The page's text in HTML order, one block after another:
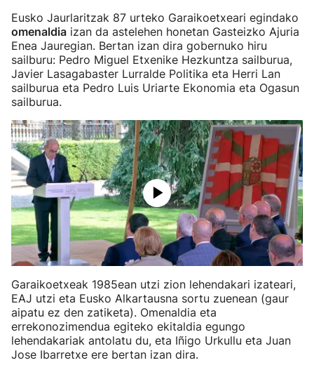
Eusko Jaurlaritzak 87 urteko Garaikoetxeari egindako
omenaldia izan da astelehen honetan Gasteizko Ajuria
Enea Jauregian. Bertan izan dira gobernuko hiru
sailburu: Pedro Miguel Etxenike Hezkuntza sailburua,
Javier Lasagabaster Lurralde Politika eta Herri Lan
sailburua eta Pedro Luis Uriarte Ekonomia eta Ogasun
sailburua.
Garaikoetxeak 1985ean utzi zion lehendakari izateari,
EAJ utzi eta Eusko Alkartausna sortu zuenean (gaur
aipatu ez den zatiketa). Omenaldia eta
errekonozimendua egiteko ekitaldia egungo
lehendakariak antolatu du, eta Iñigo Urkullu eta Juan
Jose Ibarretxe ere bertan izan dira.